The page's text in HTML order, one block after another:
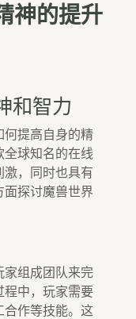
神的提升
和智力
何提高自身的精
全球知名的在线
，同时也具有
探讨魔兽世界
家组成团队来完
程中，玩家需要
作等技能。这